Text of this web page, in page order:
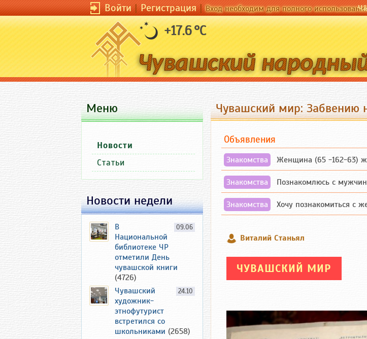
Войти|Регистрация|Вход необходим для полного
+17.6 °C
Чувашский мир: Забвению
Объявления
Знакомства Женщина (65 -162-63)
Знакомства Познакомлюсь с
Знакомства Хочу познакомиться с
Виталий Станьял
ЧУВАШСКИЙ МИР
Меню
Новости
Статьи
Новости недели
09.06
В
Национальной
библиотеке ЧР
отметили День
чувашской книги
(4726)
24.10
Чувашский
художник-
этнофутурист
встретился со
школьниками (2658)